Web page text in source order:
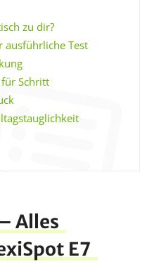
zu dir?
ausführliche Test
Schritt
Alles
E7